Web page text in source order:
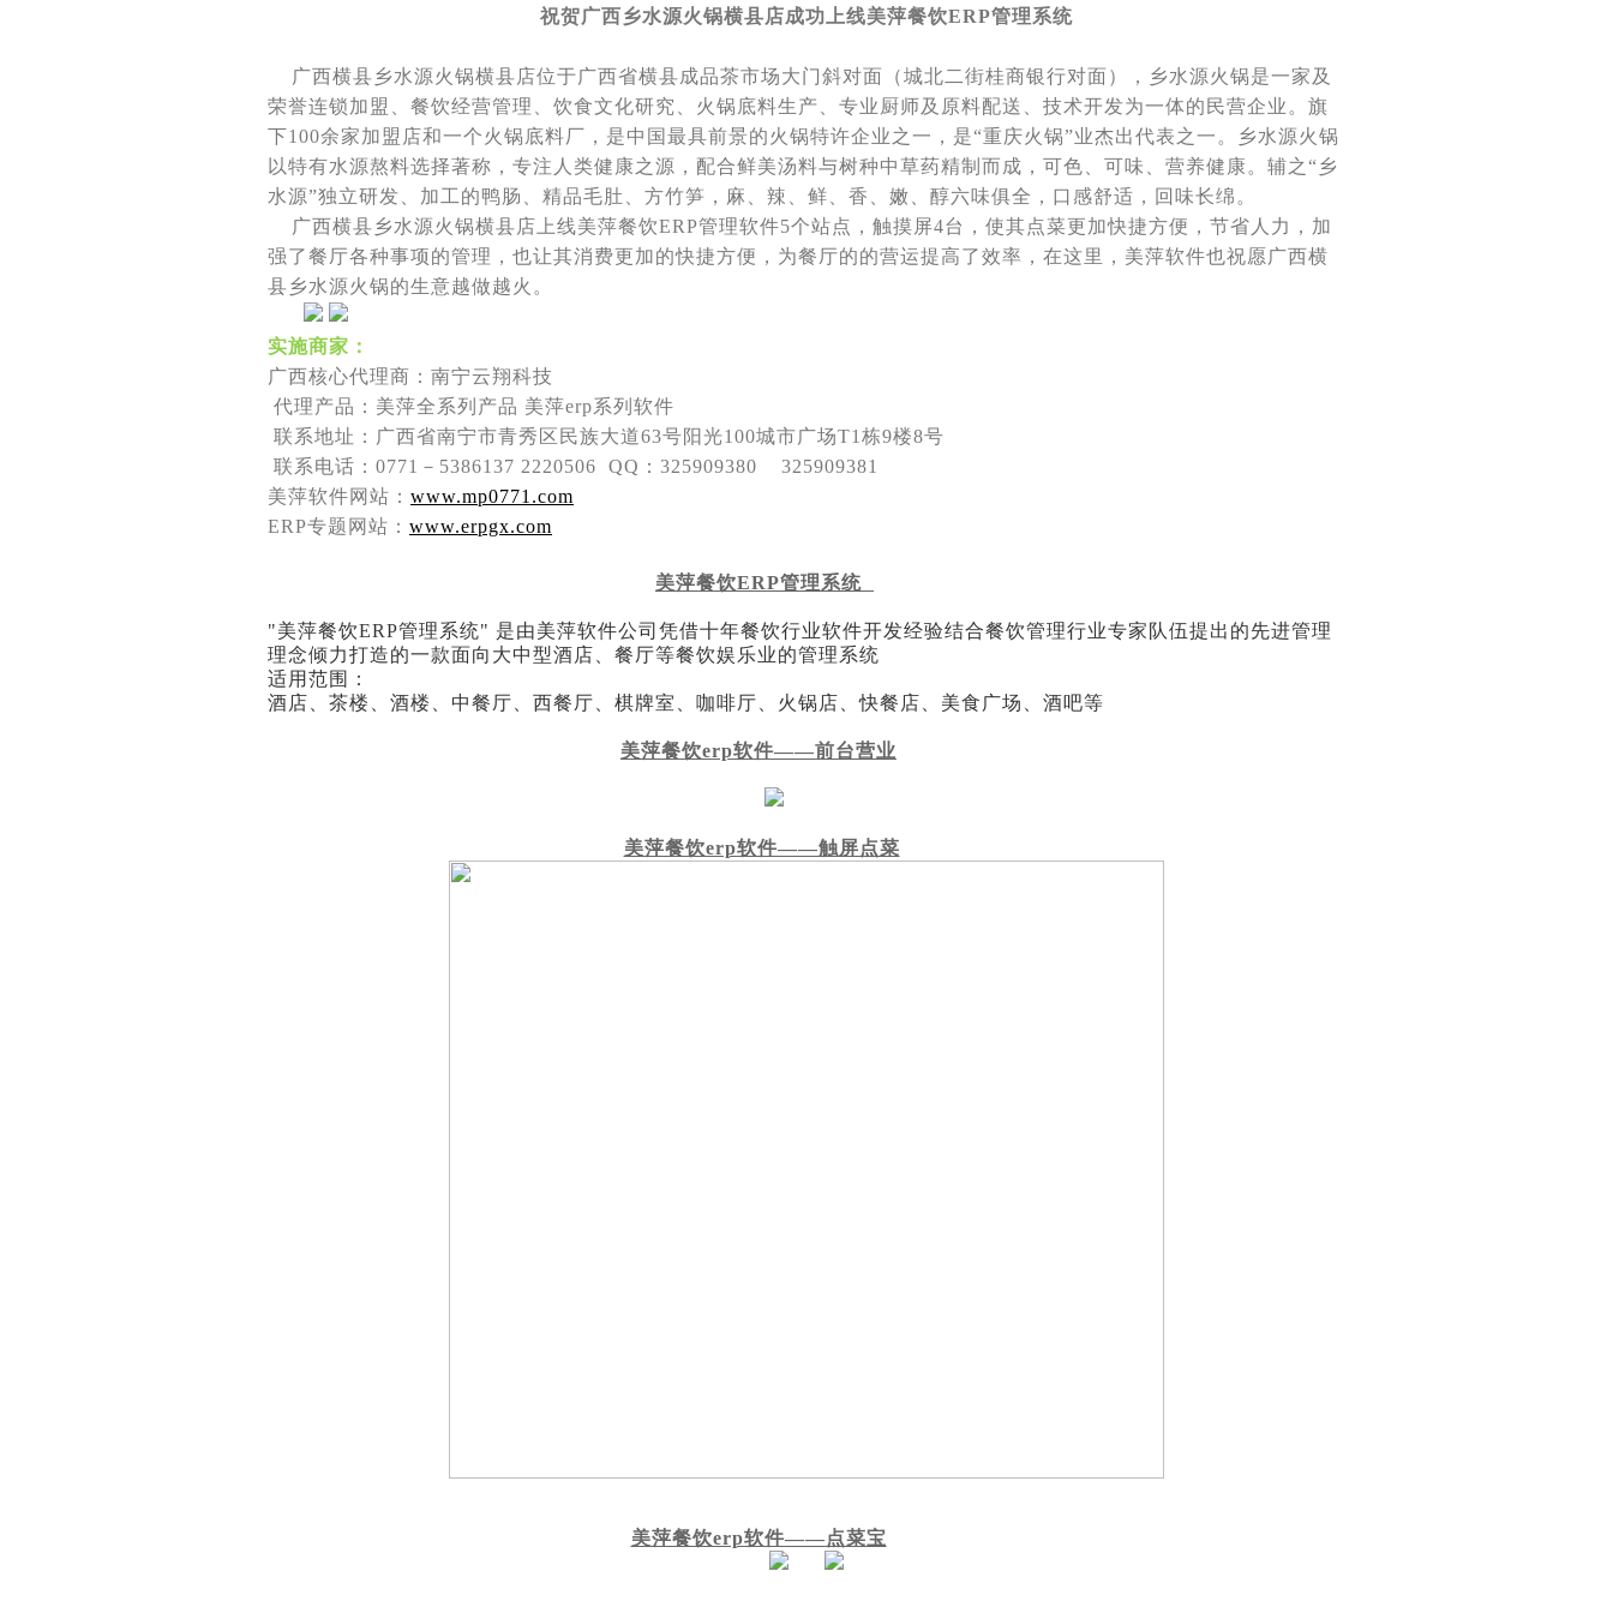
祝贺广西乡水源火锅横县店成功上线美萍餐饮ERP管理系统
广西横县乡水源火锅横县店位于广西省横县成品茶市场大门斜对面（城北二街桂商银行对面），乡水源火锅是一家及
荣誉连锁加盟、餐饮经营管理、饮食文化研究、火锅底料生产、专业厨师及原料配送、技术开发为一体的民营企业。旗
下100余家加盟店和一个火锅底料厂，是中国最具前景的火锅特许企业之一，是“重庆火锅”业杰出代表之一。乡水源火锅
以特有水源熬料选择著称，专注人类健康之源，配合鲜美汤料与树种中草药精制而成，可色、可味、营养健康。辅之“乡
水源”独立研发、加工的鸭肠、精品毛肚、方竹笋，麻、辣、鲜、香、嫩、醇六味俱全，口感舒适，回味长绵。
广西横县乡水源火锅横县店上线美萍餐饮ERP管理软件5个站点，触摸屏4台，使其点菜更加快捷方便，节省人力，加
强了餐厅各种事项的管理，也让其消费更加的快捷方便，为餐厅的的营运提高了效率，在这里，美萍软件也祝愿广西横
县乡水源火锅的生意越做越火。
实施商家：
广西核心代理商：南宁云翔科技
代理产品：美萍全系列产品 美萍erp系列软件
联系地址：广西省南宁市青秀区民族大道63号阳光100城市广场T1栋9楼8号
联系电话：0771－5386137 2220506 QQ：325909380 325909381
美萍软件网站： www.mp0771.com
ERP专题网站： www.erpgx.com
美萍餐饮ERP管理系统
"美萍餐饮ERP管理系统" 是由美萍软件公司凭借十年餐饮行业软件开发经验结合餐饮管理行业专家队伍提出的先进管理
理念倾力打造的一款面向大中型酒店、餐厅等餐饮娱乐业的管理系统
适用范围：
酒店、茶楼、酒楼、中餐厅、西餐厅、棋牌室、咖啡厅、火锅店、快餐店、美食广场、酒吧等
美萍餐饮erp软件——前台营业
美萍餐饮erp软件——触屏点菜
美萍餐饮erp软件——点菜宝